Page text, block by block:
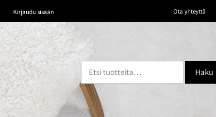
Kirjaudu sisään Ota yhteyttä
Haku